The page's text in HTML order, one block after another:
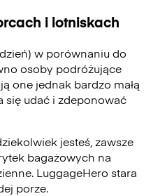
i lotniskach
w porównaniu do
osoby podróżujące
one jednak bardzo małą
się udać i zdeponować
jesteś, zawsze
bagażowych na
LuggageHero stara
porze.